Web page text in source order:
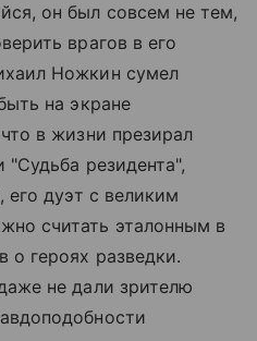
он был совсем не тем,
врагов в его
Ножкин сумел
на экране
в жизни презирал
резидента",
его дуэт с великим
считать эталонным в
о героях разведки.
не дали зрителю